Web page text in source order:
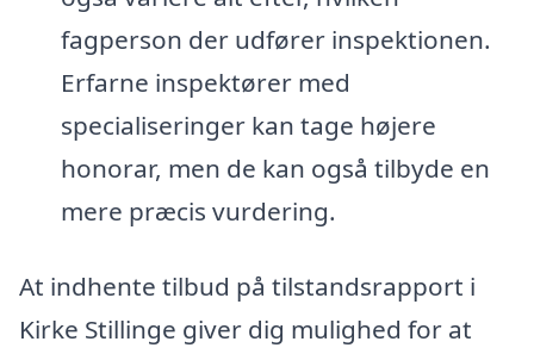
fagperson der udfører inspektionen.
Erfarne inspektører med
specialiseringer kan tage højere
honorar, men de kan også tilbyde en
mere præcis vurdering.
At indhente tilbud på tilstandsrapport i
Kirke Stillinge giver dig mulighed for at